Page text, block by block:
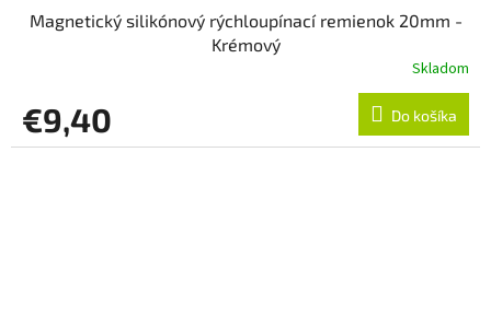
Magnetický silikónový rýchloupínací remienok 20mm -
Krémový
Skladom
€9,40 Do košíka